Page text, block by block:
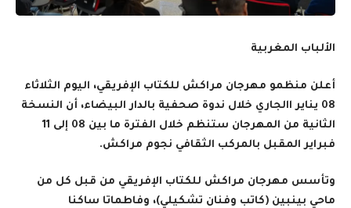
الألباب المغربية
أعلن منظمو مهرجان مراكش للكتاب الإفريقي، اليوم الثلاثاء
08 يناير االجاري خلال ندوة صحفية بالدار البيضاء، أن النسخة
الثانية من المهرجان ستنظم خلال الفترة ما بين 08 إلى 11
فبراير المقبل بالمركب الثقافي نجوم مراكش.
وتأسس مهرجان مراكش للكتاب الإفريقي من قبل كل من
ماحي بينبين (كاتب وفنان تشكيلي)، وفاطماتا ساكنا